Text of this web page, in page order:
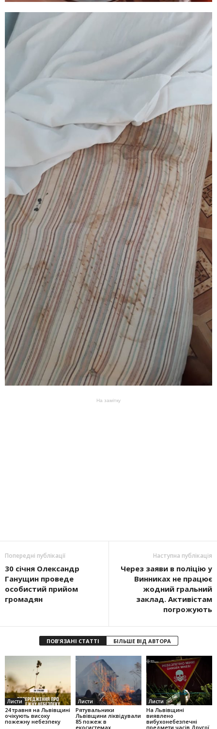
На замітку
Попередні публікації
30 січня Олександр
Ганущин проведе
особистий прийом
громадян
Наступна публікація
Через заяви в поліцію у
Винниках не працює
жодний гральний
заклад. Активістам
погрожують
ПОВ'ЯЗАНІ СТАТТІ БІЛЬШЕ ВІД АВТОРА
Листи
24 травня на Львівщині
очікують високу
пожежну небезпеку
Листи
Рятувальники
Львівщини ліквідували
85 пожеж в
екосистемах
Листи
На Львівщині
виявлено
вибухонебезпечні
предмети часів Другої